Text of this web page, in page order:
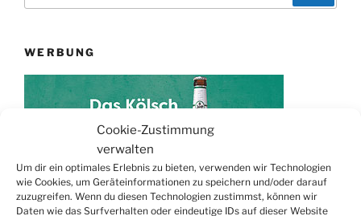
Cookie-Zustimmung
verwalten
Um dir ein optimales Erlebnis zu bieten, verwenden wir Technologien
wie Cookies, um Geräteinformationen zu speichern und/oder darauf
zuzugreifen. Wenn du diesen Technologien zustimmst, können wir
Daten wie das Surfverhalten oder eindeutige IDs auf dieser Website
WERBUNG